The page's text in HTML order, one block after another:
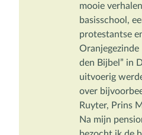
mooie
basisschool,
protestantse
Oranjegezinde
den Bijbel” in
uitvoerig
over
Ruyter, Prins
Na mijn